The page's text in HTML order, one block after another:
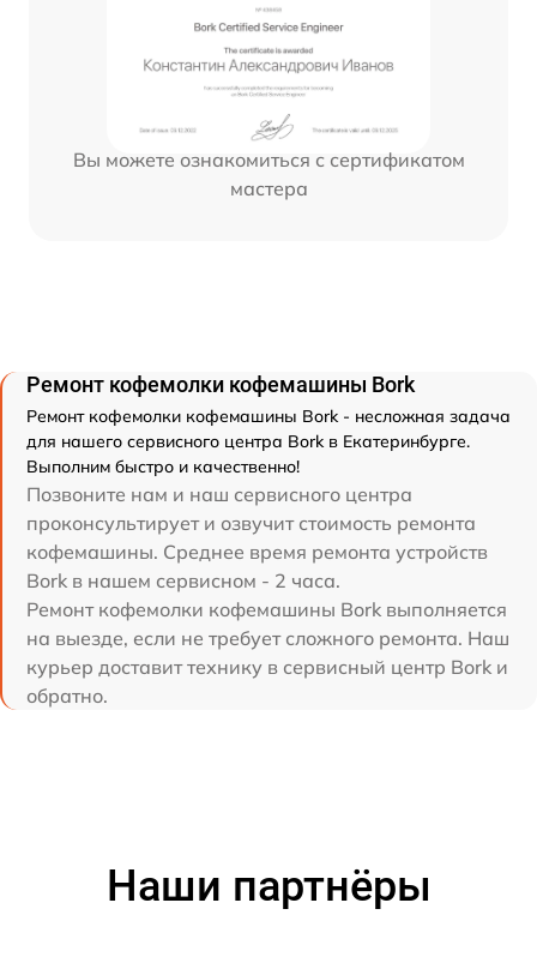
Вы можете ознакомиться с сертификатом
мастера
Ремонт кофемолки кофемашины Bork
Ремонт кофемолки кофемашины Bork - несложная задача
для нашего сервисного центра Bork в Екатеринбурге.
Выполним быстро и качественно!
Позвоните нам и наш сервисного центра
проконсультирует и озвучит стоимость ремонта
кофемашины. Среднее время ремонта устройств
Bork в нашем сервисном - 2 часа.
Ремонт кофемолки кофемашины Bork выполняется
на выезде, если не требует сложного ремонта. Наш
курьер доставит технику в сервисный центр Bork и
обратно.
Наши партнёры